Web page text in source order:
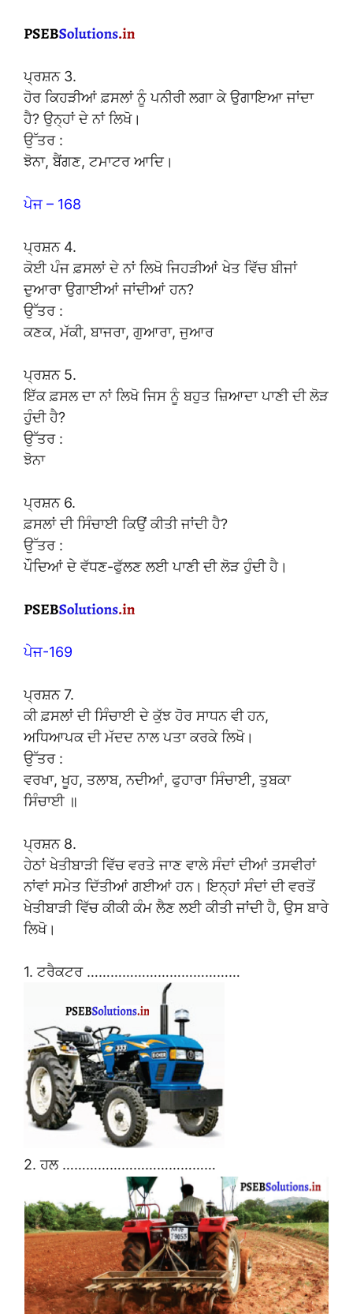
ਪ੍ਰਸ਼ਨ 3.
ਹੋਰ ਕਿਹੜੀਆਂ ਫ਼ਸਲਾਂ ਨੂੰ ਪਨੀਰੀ ਲਗਾ ਕੇ ਉਗਾਇਆ ਜਾਂਦਾ
ਹੈ? ਉਨ੍ਹਾਂ ਦੇ ਨਾਂ ਲਿਖੋ।
ਉੱਤਰ :
ਝੋਨਾ, ਬੈਂਗਣ, ਟਮਾਟਰ ਆਦਿ।
ਪੇਜ – 168
ਪ੍ਰਸ਼ਨ 4.
ਕੋਈ ਪੰਜ ਫ਼ਸਲਾਂ ਦੇ ਨਾਂ ਲਿਖੋ ਜਿਹੜੀਆਂ ਖੇਤ ਵਿੱਚ ਬੀਜਾਂ
ਦੁਆਰਾ ਉਗਾਈਆਂ ਜਾਂਦੀਆਂ ਹਨ?
ਉੱਤਰ :
ਕਣਕ, ਮੱਕੀ, ਬਾਜਰਾ, ਗੁਆਰਾ, ਜੁਆਰ
ਪ੍ਰਸ਼ਨ 5.
ਇੱਕ ਫ਼ਸਲ ਦਾ ਨਾਂ ਲਿਖੋ ਜਿਸ ਨੂੰ ਬਹੁਤ ਜ਼ਿਆਦਾ ਪਾਣੀ ਦੀ ਲੋੜ
ਹੁੰਦੀ ਹੈ?
ਉੱਤਰ :
ਝੋਨਾ
ਪ੍ਰਸ਼ਨ 6.
ਫ਼ਸਲਾਂ ਦੀ ਸਿੰਚਾਈ ਕਿਉਂ ਕੀਤੀ ਜਾਂਦੀ ਹੈ?
ਉੱਤਰ :
ਪੌਦਿਆਂ ਦੇ ਵੱਧਣ-ਫੁੱਲਣ ਲਈ ਪਾਣੀ ਦੀ ਲੋੜ ਹੁੰਦੀ ਹੈ।
ਪੇਜ-169
ਪ੍ਰਸ਼ਨ 7.
ਕੀ ਫ਼ਸਲਾਂ ਦੀ ਸਿੰਚਾਈ ਦੇ ਕੁੱਝ ਹੋਰ ਸਾਧਨ ਵੀ ਹਨ,
ਅਧਿਆਪਕ ਦੀ ਮੱਦਦ ਨਾਲ ਪਤਾ ਕਰਕੇ ਲਿਖੋ।
ਉੱਤਰ :
ਵਰਖਾ, ਖੂਹ, ਤਲਾਬ, ਨਦੀਆਂ, ਫੁਹਾਰਾ ਸਿੰਚਾਈ, ਤੁਬਕਾ
ਸਿੰਚਾਈ ॥
ਪ੍ਰਸ਼ਨ 8.
ਹੇਠਾਂ ਖੇਤੀਬਾੜੀ ਵਿੱਚ ਵਰਤੇ ਜਾਣ ਵਾਲੇ ਸੰਦਾਂ ਦੀਆਂ ਤਸਵੀਰਾਂ
ਨਾਂਵਾਂ ਸਮੇਤ ਦਿੱਤੀਆਂ ਗਈਆਂ ਹਨ। ਇਨ੍ਹਾਂ ਸੰਦਾਂ ਦੀ ਵਰਤੋਂ
ਖੇਤੀਬਾੜੀ ਵਿੱਚ ਕੀਕੀ ਕੰਮ ਲੈਣ ਲਈ ਕੀਤੀ ਜਾਂਦੀ ਹੈ, ਉਸ ਬਾਰੇ
ਲਿਖੋ।
1. ਟਰੈਕਟਰ …………………………………
2. ਹਲ …………………………………